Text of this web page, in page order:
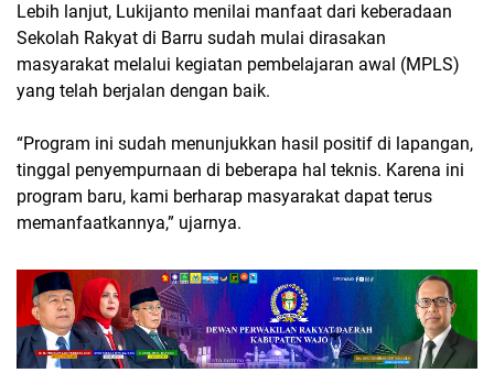
Lebih lanjut, Lukijanto menilai manfaat dari keberadaan
Sekolah Rakyat di Barru sudah mulai dirasakan
masyarakat melalui kegiatan pembelajaran awal (MPLS)
yang telah berjalan dengan baik.
“Program ini sudah menunjukkan hasil positif di lapangan,
tinggal penyempurnaan di beberapa hal teknis. Karena ini
program baru, kami berharap masyarakat dapat terus
memanfaatkannya,” ujarnya.